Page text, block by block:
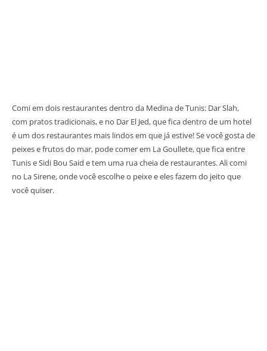
Comi em dois restaurantes dentro da Medina de Tunis: Dar Slah,
com pratos tradicionais, e no Dar El Jed, que fica dentro de um hotel
é um dos restaurantes mais lindos em que já estive! Se você gosta de
peixes e frutos do mar, pode comer em La Goullete, que fica entre
Tunis e Sidi Bou Said e tem uma rua cheia de restaurantes. Ali comi
no La Sirene, onde você escolhe o peixe e eles fazem do jeito que
você quiser.